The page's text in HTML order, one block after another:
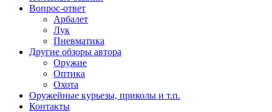
Вопрос-ответ
Арбалет
Лук
Пневматика
Другие обзоры автора
Оружие
Оптика
Охота
Оружейные курьезы, приколы и т.п.
Контакты